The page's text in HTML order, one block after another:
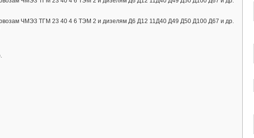
ЧМЭ3 ТГМ 23 40 4 6 ТЭМ 2 и дизелям Д6 Д12 11Д40 Д49 Д50 Д100 Д67 и др.